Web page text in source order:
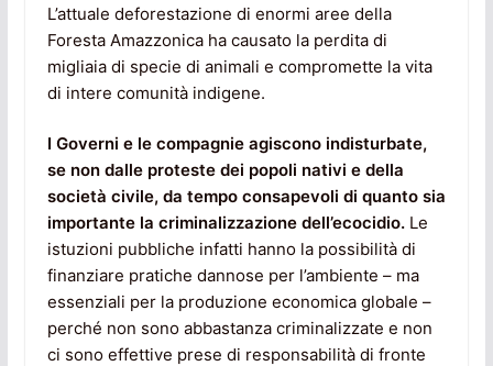
L’attuale deforestazione di enormi aree della
Foresta Amazzonica ha causato la perdita di
migliaia di specie di animali e compromette la vita
di intere comunità indigene.
I Governi e le compagnie agiscono indisturbate,
se non dalle proteste dei popoli nativi e della
società civile, da tempo consapevoli di quanto sia
importante la criminalizzazione dell’ecocidio.Le
istuzioni pubbliche infatti hanno la possibilità di
finanziare pratiche dannose per l’ambiente – ma
essenziali per la produzione economica globale –
perché non sono abbastanza criminalizzate e non
ci sono effettive prese di responsabilità di fronte